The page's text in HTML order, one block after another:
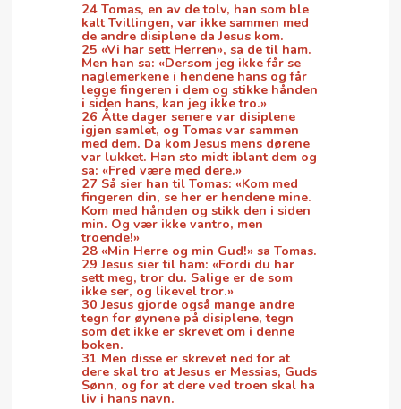
24 Tomas, en av de tolv, han som ble
kalt Tvillingen, var ikke sammen med
de andre disiplene da Jesus kom.
25 «Vi har sett Herren», sa de til ham.
Men han sa: «Dersom jeg ikke får se
naglemerkene i hendene hans og får
legge fingeren i dem og stikke hånden
i siden hans, kan jeg ikke tro.»
26 Åtte dager senere var disiplene
igjen samlet, og Tomas var sammen
med dem. Da kom Jesus mens dørene
var lukket. Han sto midt iblant dem og
sa: «Fred være med dere.»
27 Så sier han til Tomas: «Kom med
fingeren din, se her er hendene mine.
Kom med hånden og stikk den i siden
min. Og vær ikke vantro, men
troende!»
28 «Min Herre og min Gud!» sa Tomas.
29 Jesus sier til ham: «Fordi du har
sett meg, tror du. Salige er de som
ikke ser, og likevel tror.»
30 Jesus gjorde også mange andre
tegn for øynene på disiplene, tegn
som det ikke er skrevet om i denne
boken.
31 Men disse er skrevet ned for at
dere skal tro at Jesus er Messias, Guds
Sønn, og for at dere ved troen skal ha
liv i hans navn.